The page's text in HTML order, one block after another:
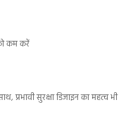
कम करें
प्रभावी सुरक्षा डिजाइन का महत्व भी